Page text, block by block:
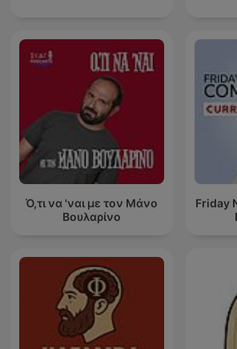
Ό,τι να 'ναι με τον Μάνο
Βουλαρίνο
Friday